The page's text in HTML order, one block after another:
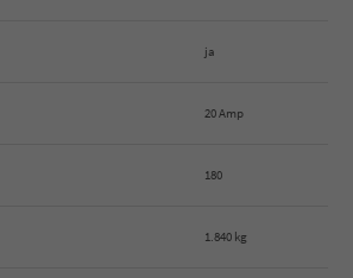
ja
20 Amp
180
1.840 kg